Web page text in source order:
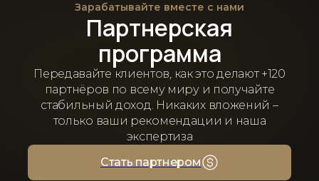
Зарабатывайте вместе с нами
Партнерская
программа
Передавайте клиентов, как это делают +120
партнёров по всему миру и получайте
стабильный доход. Никаких вложений –
только ваши рекомендации и наша
экспертиза
Стать партнером